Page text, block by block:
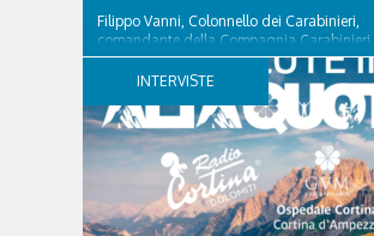
Filippo Vanni, Colonnello dei Carabinieri,
comandante della Compagnia
d’Ampezzo sino al 2010, esperto di
nazionale ed europea, è l’ideatore del
tutela “Una stanza tutta per sé”, modello
Italia e Francia. Giurista e autore, svolge...
INTERVISTE